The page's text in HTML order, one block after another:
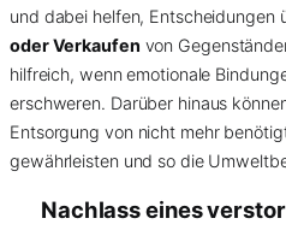
und dabei helfen, Entscheidungen
oder Verkaufen von
hilfreich, wenn emotionale
erschweren. Darüber hinaus
Entsorgung von nicht mehr
gewährleisten und so die
Nachlass eines